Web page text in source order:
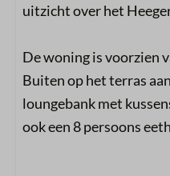
uitzicht over het
De woning is voorzien
Buiten op het terras
loungebank met
ook een 8 persoons